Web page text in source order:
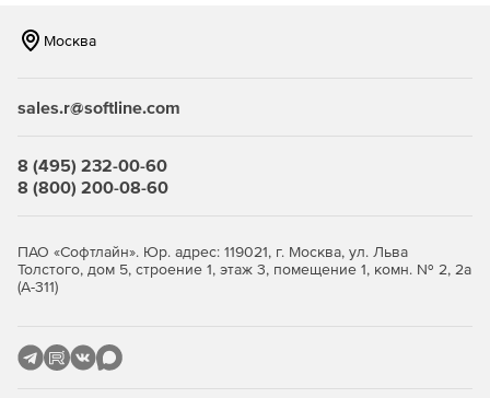
Москва
sales.r@softline.com
8 (495) 232-00-60
8 (800) 200-08-60
ПАО «Софтлайн». Юр. адрес: 119021, г. Москва, ул. Льва
Толстого, дом 5, строение 1, этаж 3, помещение 1, комн. № 2, 2а
(А-311)